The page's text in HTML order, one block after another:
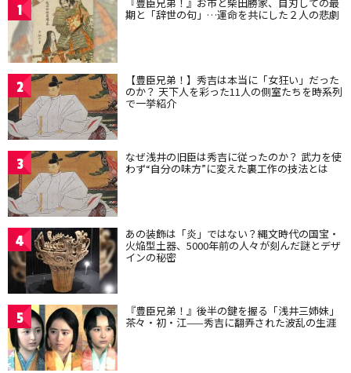
1 期と「辞世の句」…運命を共にした２人の悲劇
2 【豊臣兄弟！】秀吉は本当に「女狂い」だった
のか？ 天下人を彩った11人の側室たちを時系列
で一挙紹介
3 なぜ浅井の旧臣は秀吉に従ったのか？ 武力を使
わず“自分の味方”に変えた裏工作の技法とは
4 あの装飾は「炎」ではない？縄文時代の国宝・
火焔型土器、5000年前の人々が刻んだ謎とデザ
インの秘密
5 『豊臣兄弟！』後半の鍵を握る「浅井三姉妹」
茶々・初・江——秀吉に翻弄された波乱の生涯